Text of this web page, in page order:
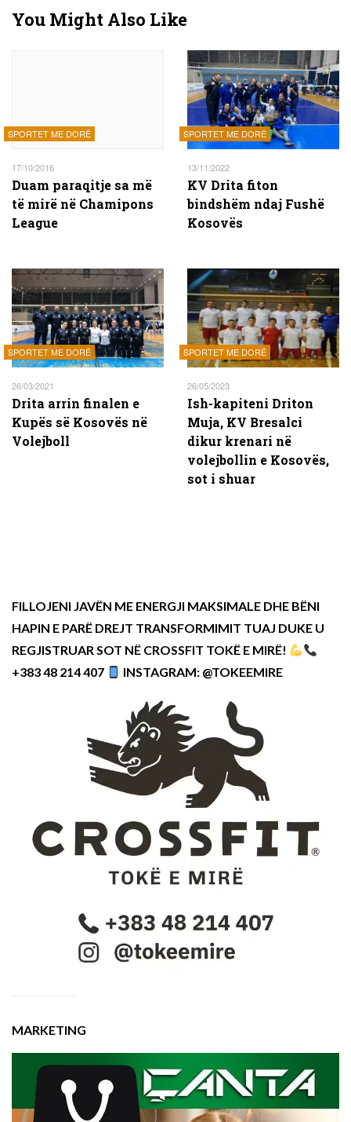
You Might Also Like
SPORTET ME DORË
17/10/2016
Duam paraqitje sa më
të mirë në Chamipons
League
SPORTET ME DORË
13/11/2022
KV Drita fiton
bindshëm ndaj Fushë
Kosovës
SPORTET ME DORË
26/03/2021
Drita arrin finalen e
Kupës së Kosovës në
Volejboll
SPORTET ME DORË
26/05/2023
Ish-kapiteni Driton
Muja, KV Bresalci
dikur krenari në
volejbollin e Kosovës,
sot i shuar
FILLOJENI JAVËN ME ENERGJI MAKSIMALE DHE BËNI
HAPIN E PARË DREJT TRANSFORMIMIT TUAJ DUKE U
REGJISTRUAR SOT NË CROSSFIT TOKË E MIRË!
+383 48 214 407
INSTAGRAM: @TOKEEMIRE
MARKETING